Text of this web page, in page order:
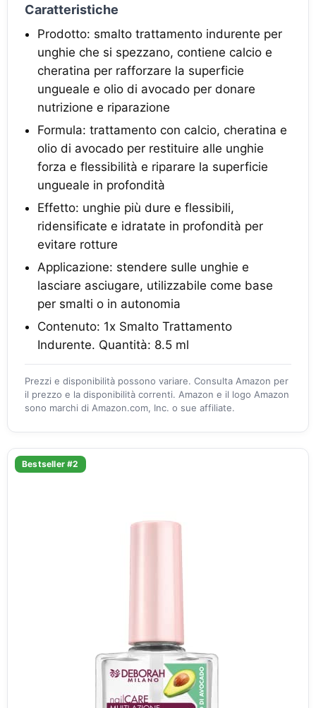
Caratteristiche
Prodotto: smalto trattamento indurente per
unghie che si spezzano, contiene calcio e
cheratina per rafforzare la superficie
ungueale e olio di avocado per donare
nutrizione e riparazione
Formula: trattamento con calcio, cheratina e
olio di avocado per restituire alle unghie
forza e flessibilità e riparare la superficie
ungueale in profondità
Effetto: unghie più dure e flessibili,
ridensificate e idratate in profondità per
evitare rotture
Applicazione: stendere sulle unghie e
lasciare asciugare, utilizzabile come base
per smalti o in autonomia
Contenuto: 1x Smalto Trattamento
Indurente. Quantità: 8.5 ml
Prezzi e disponibilità possono variare. Consulta Amazon per
il prezzo e la disponibilità correnti. Amazon e il logo Amazon
sono marchi di Amazon.com, Inc. o sue affiliate.
Bestseller #2